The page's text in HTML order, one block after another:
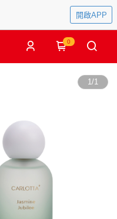
開啟APP
0
1/1